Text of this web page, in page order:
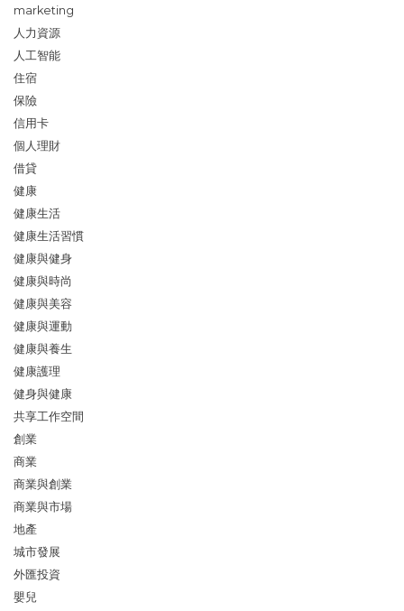
marketing
人力資源
人工智能
住宿
保險
信用卡
個人理財
借貸
健康
健康生活
健康生活習慣
健康與健身
健康與時尚
健康與美容
健康與運動
健康與養生
健康護理
健身與健康
共享工作空間
創業
商業
商業與創業
商業與市場
地產
城市發展
外匯投資
嬰兒